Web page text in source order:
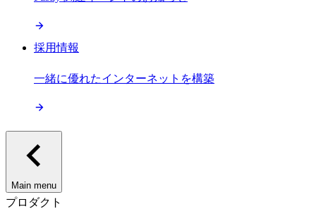
採用情報
一緒に優れたインターネットを構築
Main menu
プロダクト